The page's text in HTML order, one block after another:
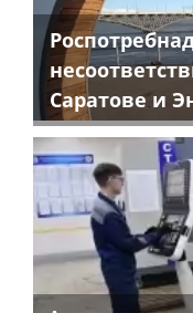
Саратове и